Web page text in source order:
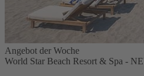
Angebot der Woche
World Star Beach Resort & Spa -